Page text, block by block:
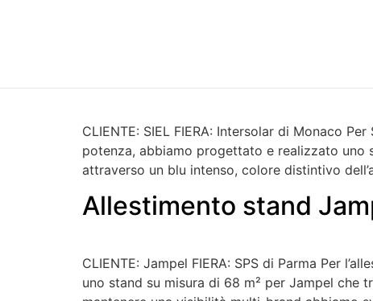
CLIENTE: SIEL FIERA: Intersolar di Monaco
potenza, abbiamo progettato e realizzato uno
attraverso un blu intenso, colore distintivo
Allestimento stand
CLIENTE: Jampel FIERA: SPS di Parma Per
uno stand su misura di 68 m² per Jampel che